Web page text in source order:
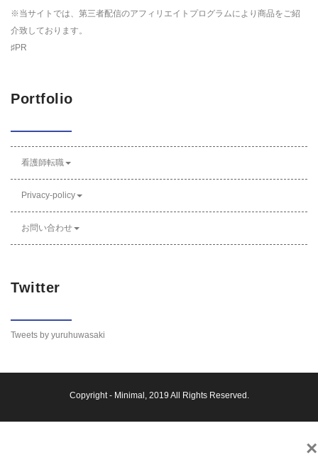
※当サイトでは、第三者配信のアフィリエイトプログラムにより商品をご紹
介致しております。
♯PR
Portfolio
看護師転職
Privacy-policy
お問い合わせ
Twitter
Tweets by yuruhuwasaki
Copyright - Minimal, 2019 All Rights Reserved.
×